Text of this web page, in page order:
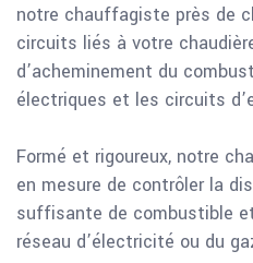
notre chauffagiste près de
circuits liés à votre
d’acheminement du
électriques et les circuits
Formé et rigoureux, notre
en mesure de contrôler la
suffisante de combustible
réseau d’électricité ou du